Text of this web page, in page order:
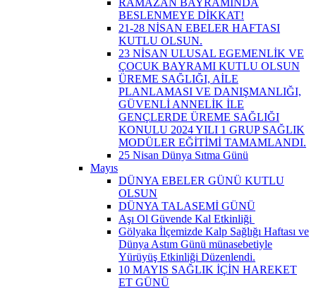
BESLENMEYE DİKKAT!
21-28 NİSAN EBELER HAFTASI
KUTLU OLSUN.
23 NİSAN ULUSAL EGEMENLİK VE
ÇOCUK BAYRAMI KUTLU OLSUN
ÜREME SAĞLIĞI, AİLE
PLANLAMASI VE DANIŞMANLIĞI,
GÜVENLİ ANNELİK İLE
GENÇLERDE ÜREME SAĞLIĞI
KONULU 2024 YILI 1 GRUP SAĞLIK
MODÜLER EĞİTİMİ TAMAMLANDI.
25 Nisan Dünya Sıtma Günü
Mayıs
DÜNYA EBELER GÜNÜ KUTLU
OLSUN
DÜNYA TALASEMİ GÜNÜ
Aşı Ol Güvende Kal Etkinliği ​
Gölyaka İlçemizde Kalp Sağlığı Haftası ve
Dünya Astım Günü münasebetiyle
Yürüyüş Etkinliği Düzenlendi.
10 MAYIS SAĞLIK İÇİN HAREKET
ET GÜNÜ